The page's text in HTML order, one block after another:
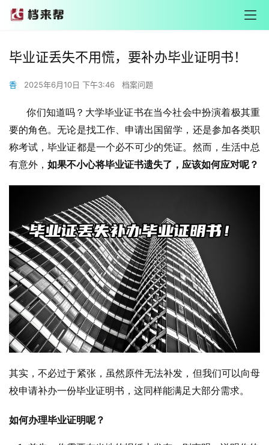
毕业证丢失不用慌，要补办毕业证明书！
香 2025年6月10日 下午3:46 档案问题
你们知道吗？大学毕业证书在当今社会中扮演着极其重
要的角色。无论是找工作、申请出国留学，还是参加各类职
称考试，毕业证都是一个必不可少的凭证。然而，生活中总
有意外， 如果不小心将毕业证书遗失了，应该如何应对呢？
其实，不必过于紧张，虽然原件无法补发，但我们可以向母
校申请补办一份毕业证明书，这同样能满足大部分需求。
如何办理毕业证明呢？